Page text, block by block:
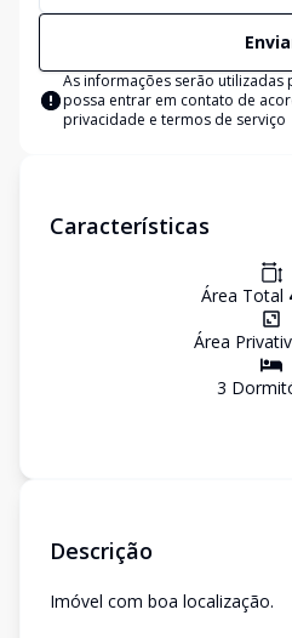
As informações serão utilizadas
possa entrar em contato de
privacidade e termos de serviço
Características
Área Total
Área
3
Descrição
Imóvel com boa localização.